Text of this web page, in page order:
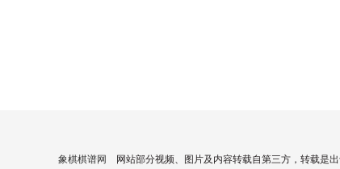
象棋棋谱网 网站部分视频、图片及内容转载自第三方，转载是